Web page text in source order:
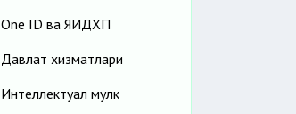
One ID ва ЯИДХП
Давлат хизматлари
Интеллектуал мулк